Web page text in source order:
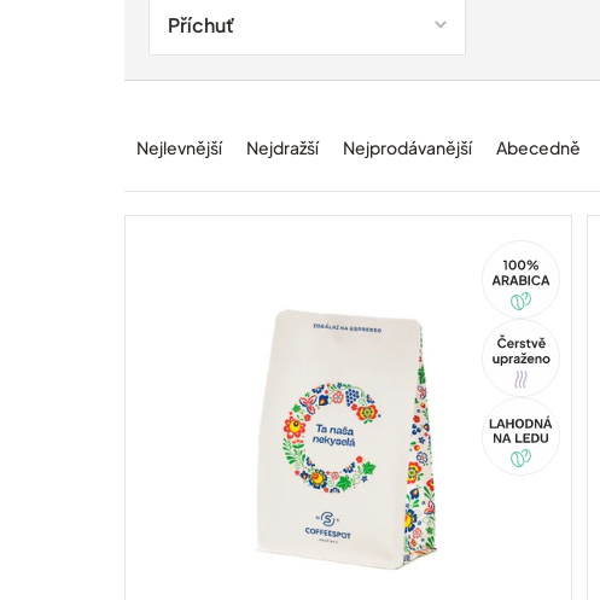
e
n
Nejlevnější Nejdražší Nejprodávanější Abecedně
Příchuť
Tip
Arabica